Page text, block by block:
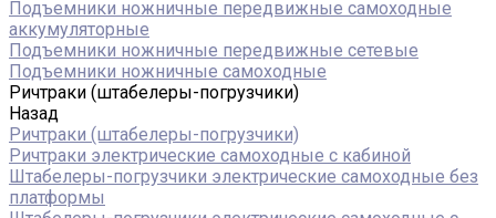
Подъемники ножничные передвижные самоходные
аккумуляторные
Подъемники ножничные передвижные сетевые
Подъемники ножничные самоходные
Ричтраки (штабелеры-погрузчики)
Назад
Ричтраки (штабелеры-погрузчики)
Ричтраки электрические самоходные с кабиной
Штабелеры-погрузчики электрические самоходные без
платформы